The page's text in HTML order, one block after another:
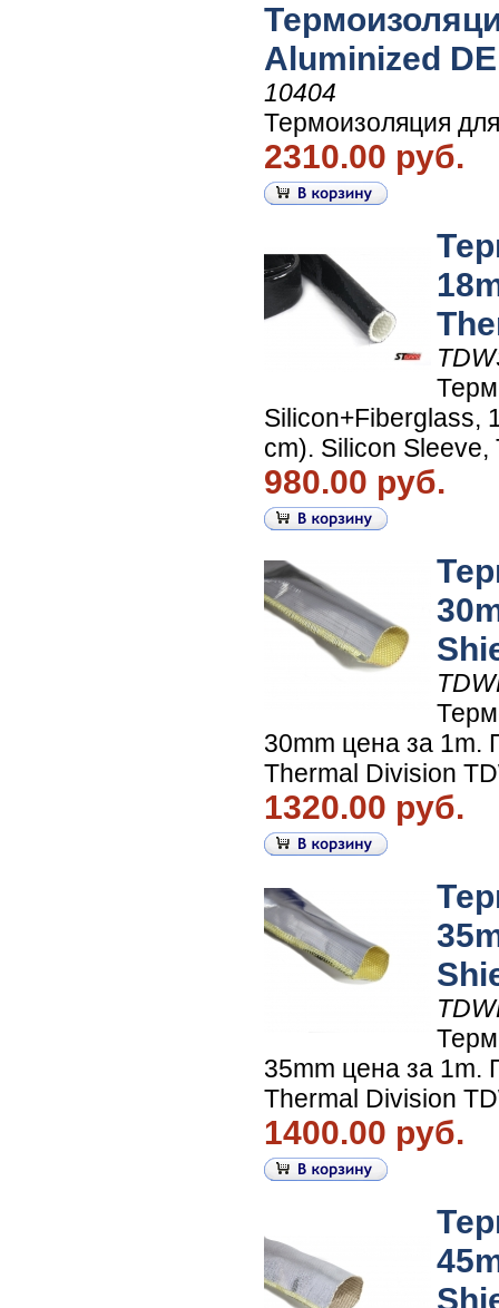
Aluminized
10404
Термоизоляция
2310.00 руб.
Silicon+Fiberglass,
cm). Silicon
980.00 руб.
30mm цена за 1m.
Thermal Division
1320.00 руб.
35mm цена за 1m.
Thermal Division
1400.00 руб.